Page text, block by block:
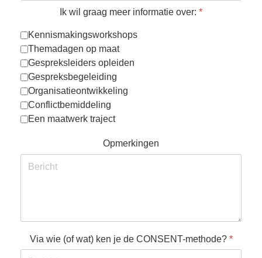
Ik wil graag meer informatie over: *
Kennismakingsworkshops
Themadagen op maat
Gespreksleiders opleiden
Gespreksbegeleiding
Organisatieontwikkeling
Conflictbemiddeling
Een maatwerk traject
Opmerkingen
Via wie (of wat) ken je de CONSENT-methode? *